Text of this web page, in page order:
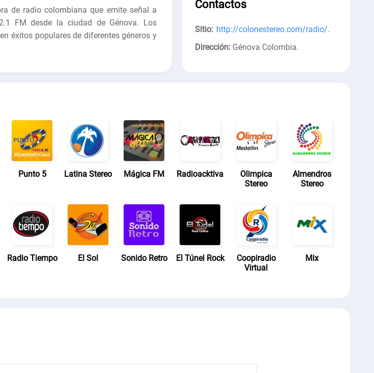
de radio colombiana que emite señal a
FM desde la ciudad de Génova. Los
éxitos populares de diferentes géneros y
Contactos
Sitio: http://colonestereo.com/radio/.
Dirección: Génova Colombia.
Punto 5 Latina Stereo Mágica FM Radioacktiva
Olimpica
Stereo
Almendros
Stereo
Radio Tiempo El Sol Sonido Retro El Túnel Rock
Coopiradio
Virtual
Mix